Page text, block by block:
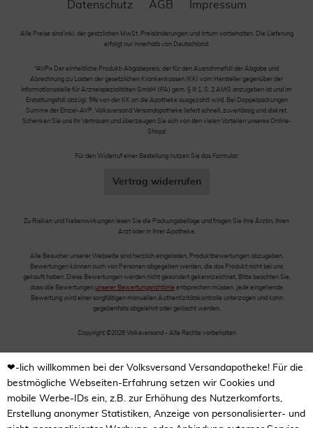
Datenschutz AGB Impressum
Alle Preise sind inkl. der gestzlichen MwSt. Preisänderungen und Irrtum vorbehalten. Die Lieferung
erfolgt nur innerhalb von Deutschland.
*AVP= Der einheitliche Produkt-Abgabepreis, der für den Ausnahmefall der Abgabe und
Abrechnung zu Lasten der gesetzlichen Krankenkassen (KK) vom Hersteller gegenüber der
Informationsstelle für Arzneispezialitäten GmbH (IFA) gem. § III 1, S. 2 AMG anzugeben ist und im
Erstattungsfall abzügl. 5% von der KK an die Apotheke ausgezahlt wird. Bei Doppelpackungen
Summe der Einzel-AVP. Volksversand Versandapotheke liefert schnell, zuverlässig und diskret.
Schenken Sie uns Ihr Vertrauen und überzeugen Sie sich von den vielen Vorteilen unseres Online-
Shops!
Für den Widerruf einer Bestellung nutzen Sie das Formular:
Vertrag widerrufen
Zu Risiken und Nebenwirkungen lesen Sie die Packungsbeilage und fragen Sie Ihre Ärztin, Ihren
Arzt oder in Ihrer Apotheke.
Alle Besucher unserer Webseite sind herzlich eingeladen, Produktbewertungen abzugeben.
Bewertungen können auch von Personen abgegeben werden, die das Produkt nicht bei uns
gekauft haben. Diese Bewertungen werden nicht gesondert gekennzeichnet. Bitte beachten Sie,
dass alle Bewertungen unserer Bewertungsrichtlinie entsprechen müssen. Jede eingehende
Bewertung wird einer sorgfältigen manuellen Authentizitätskontrolle unterzogen und kann
gegebenfalls abgelehnt oder gelöscht werden.
Copyright ©2026 Volksversand - Alle Rechte vorbehalten
❤-lich willkommen bei der Volksversand Versandapotheke! Für die
bestmögliche Webseiten-Erfahrung setzen wir Cookies und
mobile Werbe-IDs ein, z.B. zur Erhöhung des Nutzerkomforts,
Erstellung anonymer Statistiken, Anzeige von personalisierter- und